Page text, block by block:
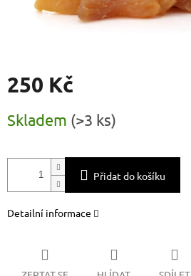
250 Kč
cena:
Skladem (>3 ks)
Přidat do košíku
Detailní informace